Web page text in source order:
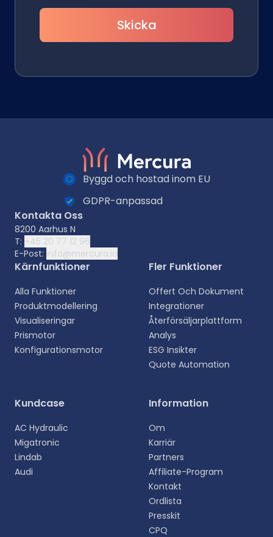
Välj ditt språk
upplevelse.
Skicka
Byggd och hostad inom EU
GDPR-anpassad
Kontakta Oss
8200 Aarhus N
T: +45 20 77 12 96
E-Post: info@mercura.io
Kärnfunktioner
Alla Funktioner
Produktmodellering
Visualiseringar
Prismotor
Konfigurationsmotor
Fler Funktioner
Offert Och Dokument
Integrationer
Återförsäljarplattform
Analys
ESG Insikter
Quote Automation
Kundcase
AC Hydraulic
Migatronic
Lindab
Audi
Information
Om
Karriär
Partners
Affiliate-Program
Kontakt
Ordlista
Presskit
CPQ